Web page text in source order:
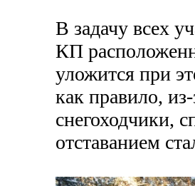
В задачу всех
КП
уложится при
как правило,
снегоходчики,
отставанием